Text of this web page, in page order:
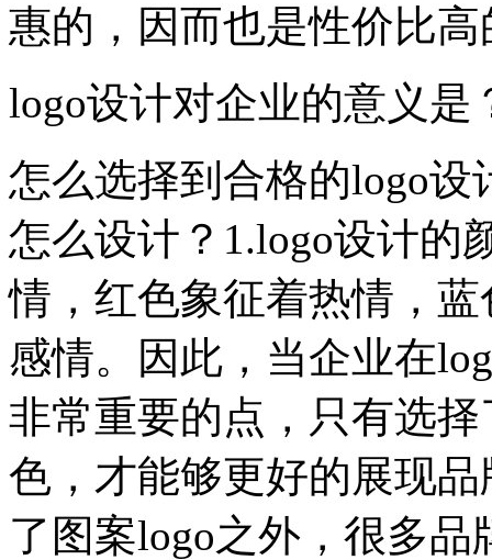
惠的，因而也是性价比
logo设计对企业的意义是
怎么选择到合格的logo
怎么设计？1.logo设计的
情，红色象征着热情，
感情。因此，当企业在
非常重要的点，只有选
色，才能够更好的展现
了图案logo之外，很多